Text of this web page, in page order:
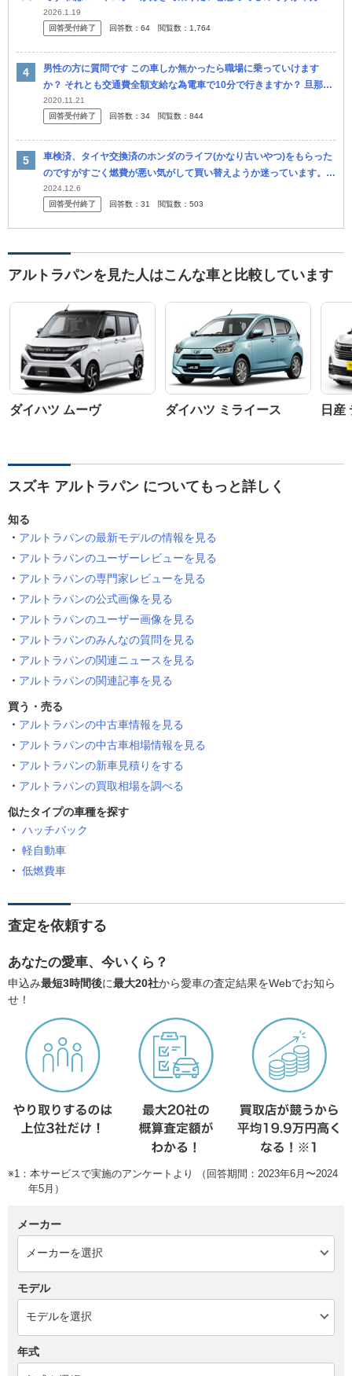
の父に雰囲気がちょっと合ってないと言われ、友達にもラパンとか小
さい車...
2026.1.19
回答受付終了
回答数： 64 閲覧数： 1,764
男性の方に質問です この車しか無かったら職場に乗っていけます
か？ それとも交通費全額支給な為電車で10分で行きますか？ 旦那は
都会暮らしで車を持っていなく、私は田舎暮らしだったので車を持っ
ていま...
2020.11.21
回答受付終了
回答数： 34 閲覧数： 844
車検済、タイヤ交換済のホンダのライフ(かなり古いやつ)をもらった
のですがすごく燃費が悪い気がして買い替えようか迷っています。片
道15分程度の通勤に使っています。ガソリン代は職場から出ます。
買い...
2024.12.6
回答受付終了
回答数： 31 閲覧数： 503
アルトラパンを見た人はこんな車と比較しています
ダイハツ ムーヴ ダイハツ ミライース 日産
スズキ アルトラパン についてもっと詳しく
知る
アルトラパンの最新モデルの情報を見る
アルトラパンのユーザーレビューを見る
アルトラパンの専門家レビューを見る
アルトラパンの公式画像を見る
アルトラパンのユーザー画像を見る
アルトラパンのみんなの質問を見る
アルトラパンの関連ニュースを見る
アルトラパンの関連記事を見る
買う・売る
アルトラパンの中古車情報を見る
アルトラパンの中古車相場情報を見る
アルトラパンの新車見積りをする
アルトラパンの買取相場を調べる
似たタイプの車種を探す
ハッチバック
軽自動車
低燃費車
査定を依頼する
あなたの愛車、今いくら？
申込み最短3時間後に最大20社から愛車の査定結果をWebでお知ら
せ！
※1：本サービスで実施のアンケートより （回答期間：2023年6月〜2024
年5月）
メーカー
モデル
年式